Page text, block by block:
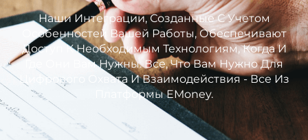
Наши Интеграции, Созданные С Учетом
Особенностей Вашей Работы, Обеспечивают
Доступ К Необходимым Технологиям, Когда И
Где Они Вам Нужны. Все, Что Вам Нужно Для
Цифрового Охвата И Взаимодействия - Все Из
Платформы EMoney.